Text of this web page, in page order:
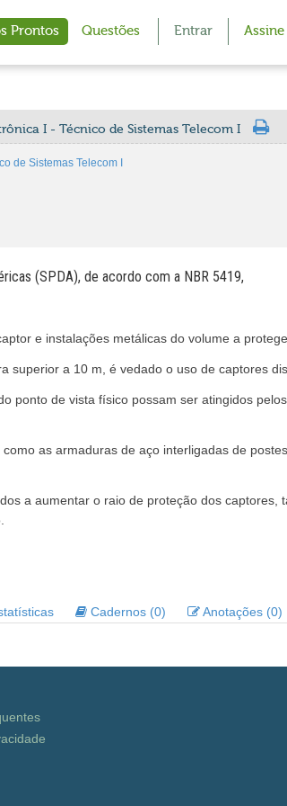
Prontos Questões Entrar Assine
I - Técnico de Sistemas Telecom I
de Sistemas Telecom I
(SPDA), de acordo com a NBR 5419,
e instalações metálicas do volume a
superior a 10 m, é vedado o uso de captores
ponto de vista físico possam ser atingidos
as armaduras de aço interligadas de
a aumentar o raio de proteção dos
Cadernos (0) Anotações (0)